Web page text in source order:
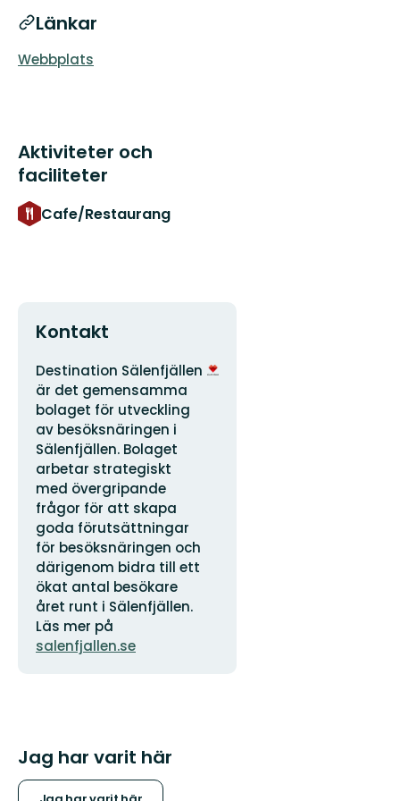
Länkar
Webbplats
Aktiviteter och
faciliteter
Cafe/Restaurang
Kontakt
Adress
Destination Sälenfjällen
är det gemensamma
bolaget för utveckling
av besöksnäringen i
Sälenfjällen. Bolaget
arbetar strategiskt
med övergripande
frågor för att skapa
goda förutsättningar
för besöksnäringen och
därigenom bidra till ett
ökat antal besökare
året runt i Sälenfjällen.
Läs mer på
salenfjallen.se
Organisationens
Jag har varit här